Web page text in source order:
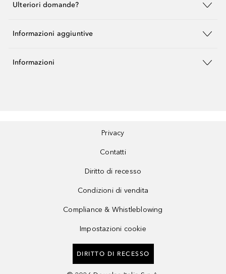
Ulteriori domande?
Informazioni aggiuntive
Informazioni
Privacy
Contatti
Diritto di recesso
Condizioni di vendita
Compliance & Whistleblowing
Impostazioni cookie
DIRITTO DI RECESSO